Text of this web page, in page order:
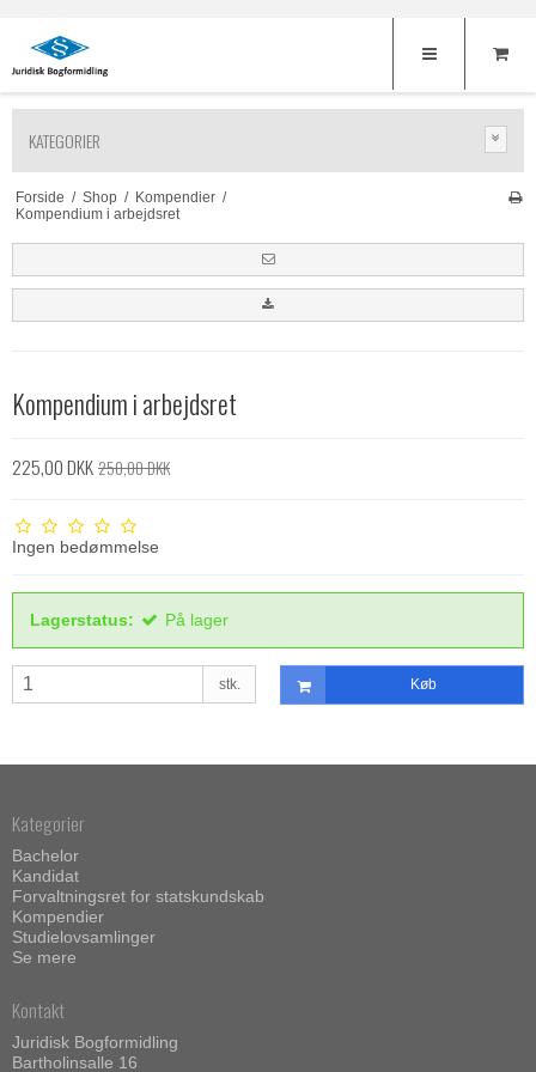
KATEGORIER
Forside / Shop / Kompendier /
Kompendium i arbejdsret
Kompendium i arbejdsret
225,00 DKK250,00 DKK
Ingen bedømmelse
Lagerstatus: På lager
stk. Køb
Kategorier
Bachelor
Kandidat
Forvaltningsret for statskundskab
Kompendier
Studielovsamlinger
Se mere
Kontakt
Juridisk Bogformidling
Bartholinsalle 16